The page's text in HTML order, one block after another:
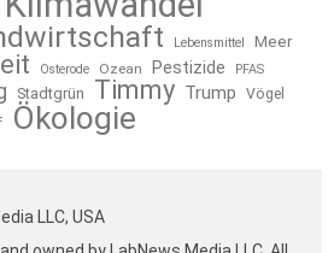
Lebensmittel
Meer
Osterode Ozean Pestizide PFAS
Stadtgrün Timmy Trump
Vögel
Ökologie
LLC, USA